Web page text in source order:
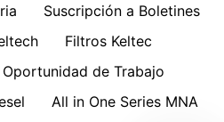
Suscripción a Boletines
Filtros Keltec
Oportunidad de Trabajo
All in One Series MNA